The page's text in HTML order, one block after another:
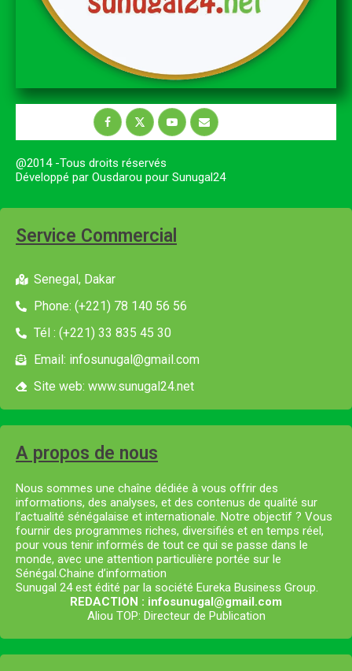
@2014 -Tous droits réservés
Développé par Ousdarou pour Sunugal24
Service Commercial
Senegal, Dakar
Phone: (+221) 78 140 56 56
Tél : (+221) 33 835 45 30
Email: infosunugal@gmail.com
Site web: www.sunugal24.net
A propos de nous
Nous sommes une chaîne dédiée à vous offrir des
informations, des analyses, et des contenus de qualité sur
l’actualité sénégalaise et internationale. Notre objectif ? Vous
fournir des programmes riches, diversifiés et en temps réel,
pour vous tenir informés de tout ce qui se passe dans le
monde, avec une attention particulière portée sur le
Sénégal.Chaine d’information
Sunugal 24 est édité par la société Eureka Business Group.
REDACTION : infosunugal@gmail.com
Aliou TOP: Directeur de Publication